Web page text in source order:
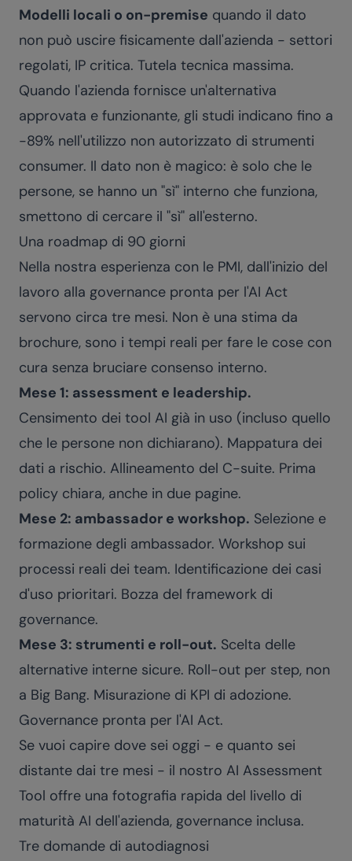
Modelli locali o on-premise quando il dato
non può uscire fisicamente dall'azienda - settori
regolati, IP critica. Tutela tecnica massima.
Quando l'azienda fornisce un'alternativa
approvata e funzionante, gli studi indicano fino a
-89% nell'utilizzo non autorizzato di strumenti
consumer. Il dato non è magico: è solo che le
persone, se hanno un "sì" interno che funziona,
smettono di cercare il "sì" all'esterno.
Una roadmap di 90 giorni
Nella nostra esperienza con le PMI, dall'inizio del
lavoro alla governance pronta per l'AI Act
servono circa tre mesi. Non è una stima da
brochure, sono i tempi reali per fare le cose con
cura senza bruciare consenso interno.
Mese 1: assessment e leadership.
Censimento dei tool AI già in uso (incluso quello
che le persone non dichiarano). Mappatura dei
dati a rischio. Allineamento del C-suite. Prima
policy chiara, anche in due pagine.
Mese 2: ambassador e workshop. Selezione e
formazione degli ambassador. Workshop sui
processi reali dei team. Identificazione dei casi
d'uso prioritari. Bozza del framework di
governance.
Mese 3: strumenti e roll-out. Scelta delle
alternative interne sicure. Roll-out per step, non
a Big Bang. Misurazione di KPI di adozione.
Governance pronta per l'AI Act.
Se vuoi capire dove sei oggi - e quanto sei
distante dai tre mesi - il nostro AI Assessment
Tool offre una fotografia rapida del livello di
maturità AI dell'azienda, governance inclusa.
Tre domande di autodiagnosi